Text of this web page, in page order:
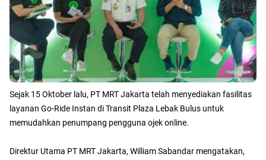
Sejak 15 Oktober lalu, PT MRT Jakarta telah menyediakan fasilitas
layanan Go-Ride Instan di Transit Plaza Lebak Bulus untuk
memudahkan penumpang pengguna ojek online.
Direktur Utama PT MRT Jakarta, William Sabandar mengatakan,